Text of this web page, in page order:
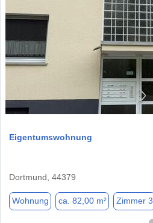
Eigentumswohnung
Dortmund, 44379
Wohnung ca. 82,00 m² Zimmer 3